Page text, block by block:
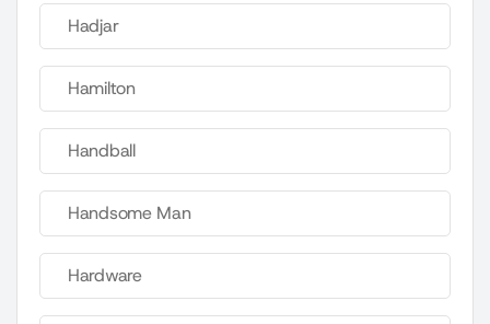
Hadjar
Hamilton
Handball
Handsome Man
Hardware